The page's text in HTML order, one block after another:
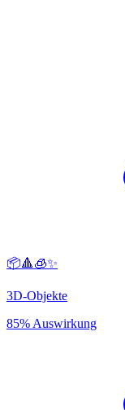
📦🔺🧊✨
3D-Objekte
85% Auswirkung